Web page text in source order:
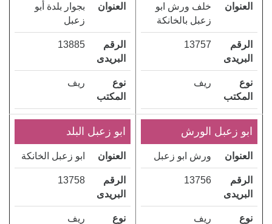
العنوان
خلف ورش ابو
زعبل بالخانكة
الرقم
البريدى
13757
نوع
المكتب
ريف
العنوان
بجوار بلدة أبو
زعبل
الرقم
البريدى
13885
نوع
المكتب
ريف
ابو زعبل الورش
العنوان ورش ابو زعبل
الرقم
البريدى
13756
نوع
ريف
ابو زعبل البلد
العنوان ابو زعبل الخانكة
الرقم
البريدى
13758
نوع
ريف